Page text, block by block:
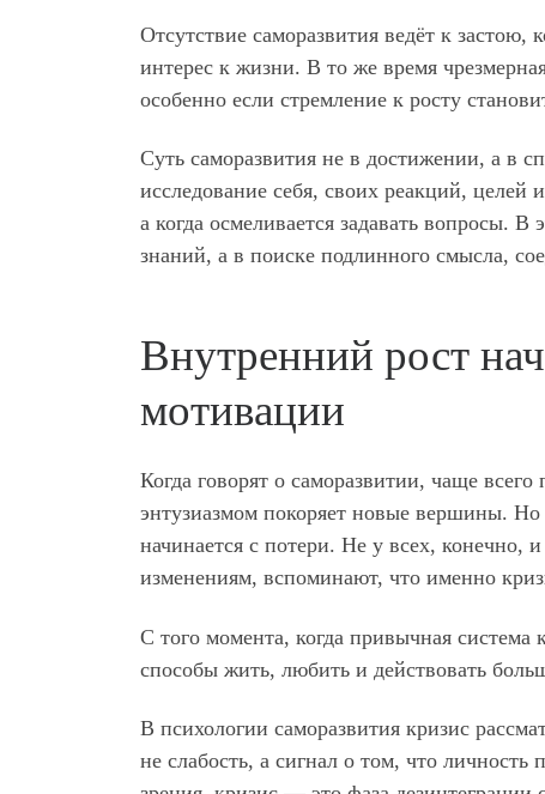
Отсутствие саморазвития ведёт к застою,
интерес к жизни. В то же время
особенно если стремление к росту
Суть саморазвития не в достижении, а в
исследование себя, своих реакций, целей
а когда осмеливается задавать вопросы.
знаний, а в поиске подлинного смысла,
Внутренний рост
мотивации
Когда говорят о саморазвитии, чаще
энтузиазмом покоряет новые вершины. Но
начинается с потери. Не у всех,
изменениям, вспоминают, что именно
С того момента, когда привычная система
способы жить, любить и действовать
В психологии саморазвития кризис
не слабость, а сигнал о том, что